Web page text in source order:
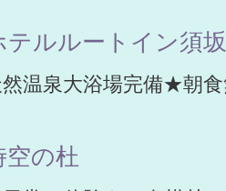
テルルートイン須
然温泉大浴場完備★朝
空の杜